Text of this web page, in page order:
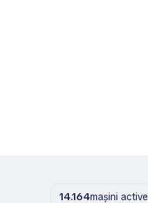
14.164mașini active